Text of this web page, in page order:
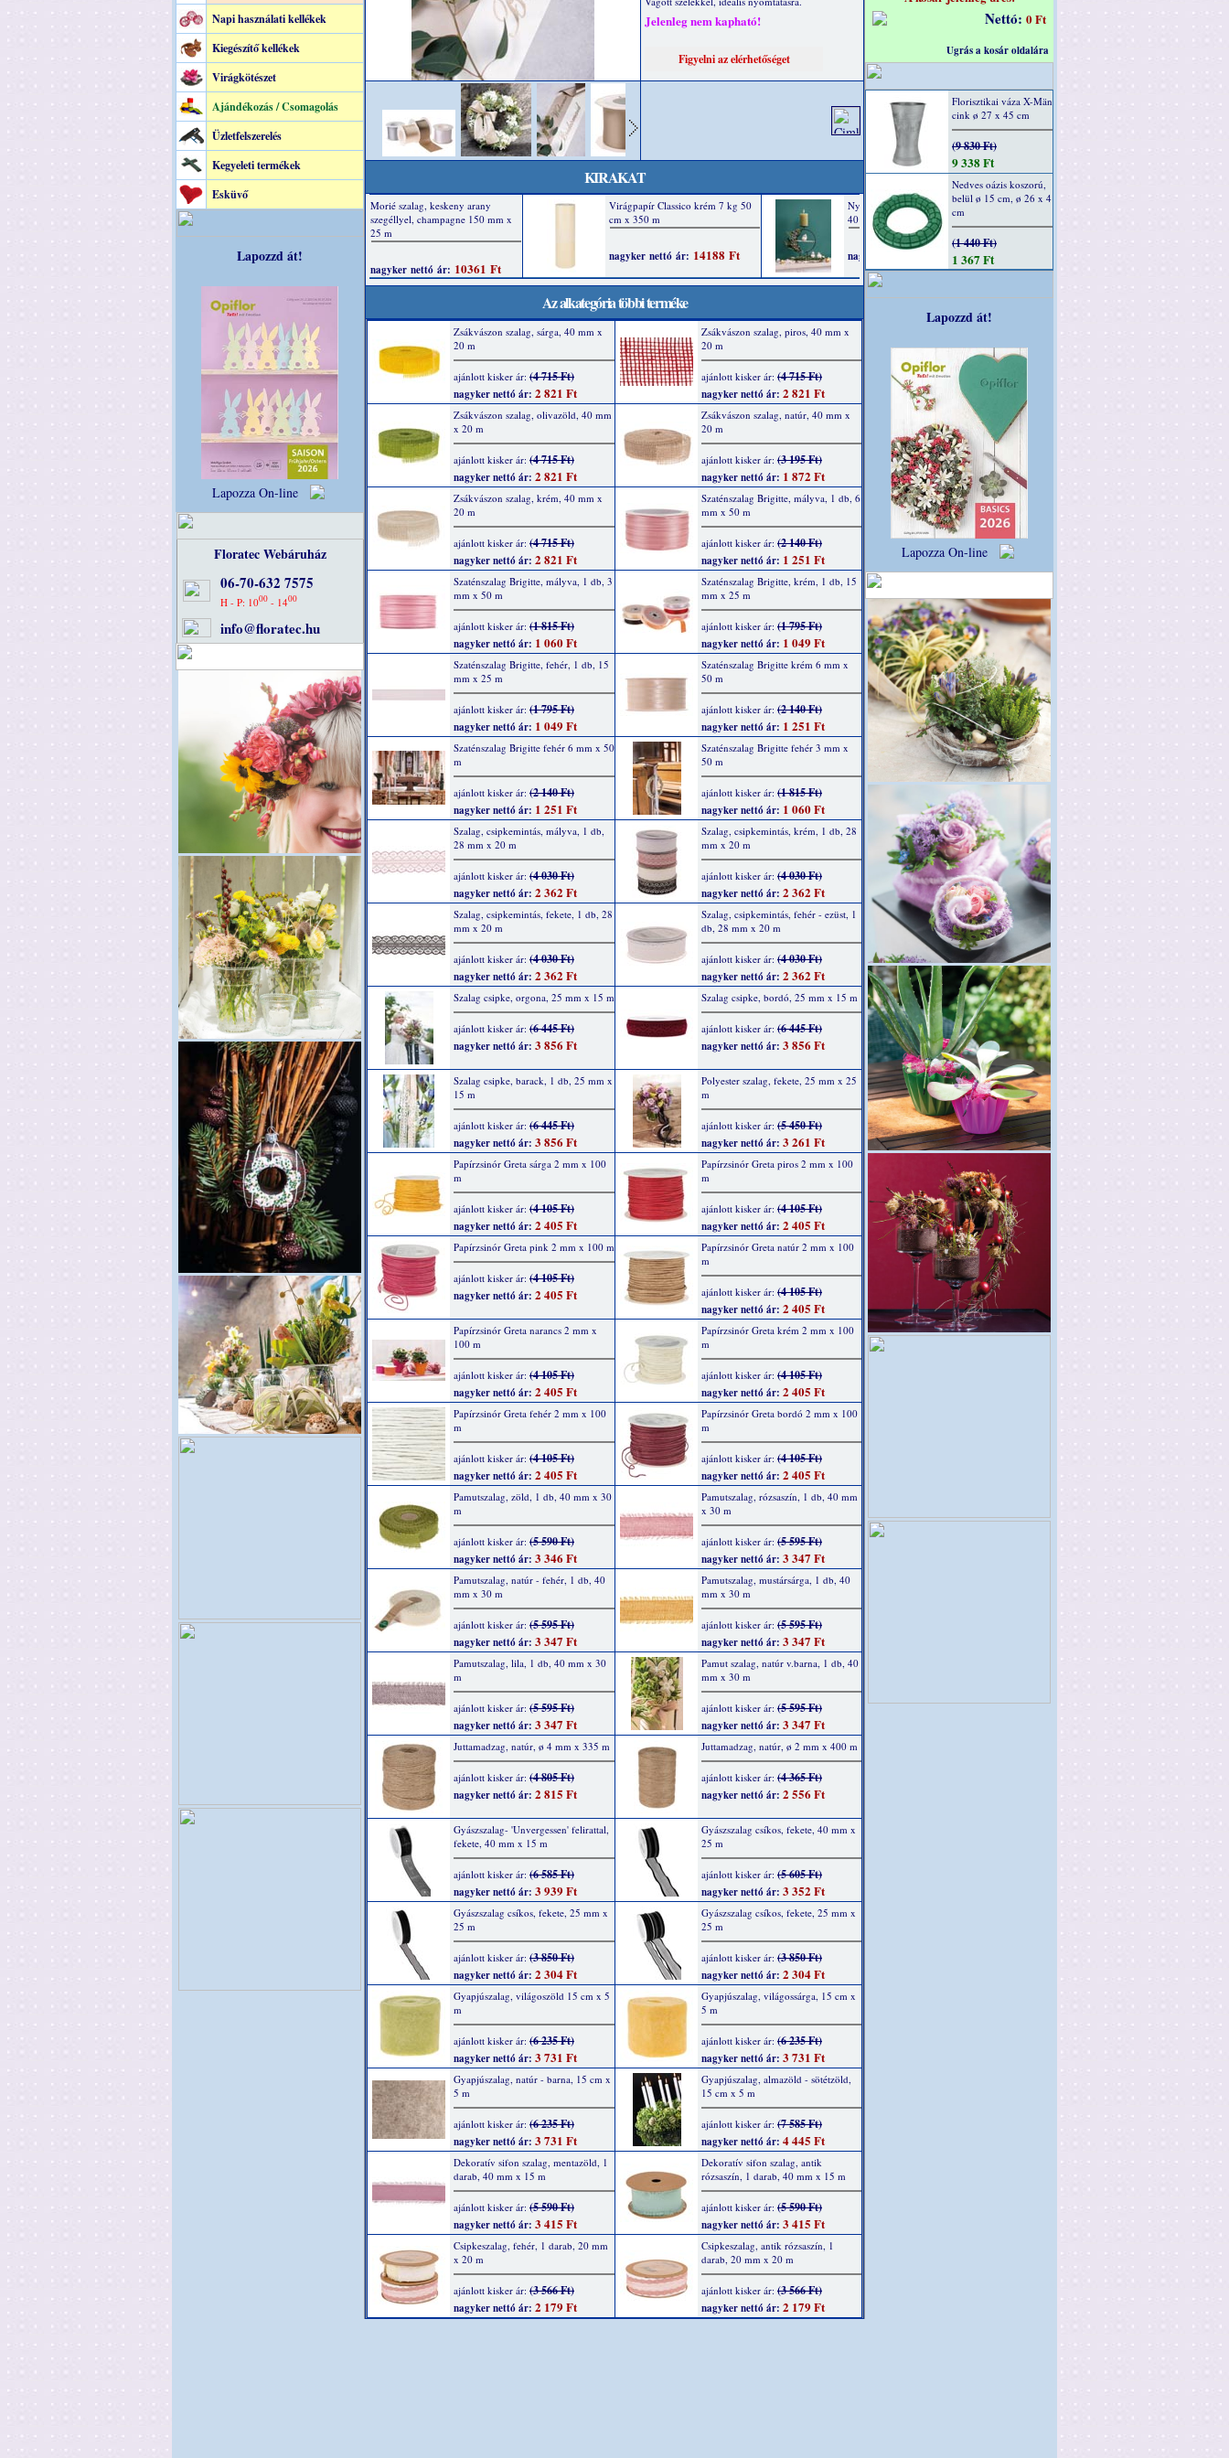
Napi használati kellékek
Kiegészítő kellékek
Virágkötészet
Ajándékozás / Csomagolás
Üzletfelszerelés
Kegyeleti termékek
Esküvő
Lapozzd át!
Lapozza On-line
Floratec Webáruház
06-70-632 7575
H - P: 1000- 1400
info@floratec.hu
Jelenleg nem kapható!
KIRAKAT
Az alkategória többi terméke
Zsákvászon szalag, sárga, 40 mm x
20 m
ajánlott kisker ár: (4 715 Ft)
nagyker nettó ár: 2 821 Ft
Zsákvászon szalag, piros, 40 mm x
20 m
ajánlott kisker ár: (4 715 Ft)
nagyker nettó ár: 2 821 Ft
Zsákvászon szalag, olivazöld, 40 mm
x 20 m
ajánlott kisker ár: (4 715 Ft)
nagyker nettó ár: 2 821 Ft
Zsákvászon szalag, natúr, 40 mm x
20 m
ajánlott kisker ár: (3 195 Ft)
nagyker nettó ár: 1 872 Ft
Zsákvászon szalag, krém, 40 mm x
20 m
ajánlott kisker ár: (4 715 Ft)
nagyker nettó ár: 2 821 Ft
Szaténszalag Brigitte, mályva, 1 db, 6
mm x 50 m
ajánlott kisker ár: (2 140 Ft)
nagyker nettó ár: 1 251 Ft
Szaténszalag Brigitte, mályva, 1 db, 3
mm x 50 m
ajánlott kisker ár: (1 815 Ft)
nagyker nettó ár: 1 060 Ft
Szaténszalag Brigitte, krém, 1 db, 15
mm x 25 m
ajánlott kisker ár: (1 795 Ft)
nagyker nettó ár: 1 049 Ft
Szaténszalag Brigitte, fehér, 1 db, 15
mm x 25 m
ajánlott kisker ár: (1 795 Ft)
nagyker nettó ár: 1 049 Ft
Szaténszalag Brigitte krém 6 mm x
50 m
ajánlott kisker ár: (2 140 Ft)
nagyker nettó ár: 1 251 Ft
Szaténszalag Brigitte fehér 6 mm x 50
m
ajánlott kisker ár: (2 140 Ft)
nagyker nettó ár: 1 251 Ft
Szaténszalag Brigitte fehér 3 mm x
50 m
ajánlott kisker ár: (1 815 Ft)
nagyker nettó ár: 1 060 Ft
Szalag, csipkemintás, mályva, 1 db,
28 mm x 20 m
ajánlott kisker ár: (4 030 Ft)
nagyker nettó ár: 2 362 Ft
Szalag, csipkemintás, krém, 1 db, 28
mm x 20 m
ajánlott kisker ár: (4 030 Ft)
nagyker nettó ár: 2 362 Ft
Szalag, csipkemintás, fekete, 1 db, 28
mm x 20 m
ajánlott kisker ár: (4 030 Ft)
nagyker nettó ár: 2 362 Ft
Szalag, csipkemintás, fehér - ezüst, 1
db, 28 mm x 20 m
ajánlott kisker ár: (4 030 Ft)
nagyker nettó ár: 2 362 Ft
Szalag csipke, orgona, 25 mm x 15 m
ajánlott kisker ár: (6 445 Ft)
nagyker nettó ár: 3 856 Ft
Szalag csipke, bordó, 25 mm x 15 m
ajánlott kisker ár: (6 445 Ft)
nagyker nettó ár: 3 856 Ft
Szalag csipke, barack, 1 db, 25 mm x
15 m
ajánlott kisker ár: (6 445 Ft)
nagyker nettó ár: 3 856 Ft
Polyester szalag, fekete, 25 mm x 25
m
ajánlott kisker ár: (5 450 Ft)
nagyker nettó ár: 3 261 Ft
Papírzsinór Greta sárga 2 mm x 100
m
ajánlott kisker ár: (4 105 Ft)
nagyker nettó ár: 2 405 Ft
Papírzsinór Greta piros 2 mm x 100
m
ajánlott kisker ár: (4 105 Ft)
nagyker nettó ár: 2 405 Ft
Papírzsinór Greta pink 2 mm x 100 m
ajánlott kisker ár: (4 105 Ft)
nagyker nettó ár: 2 405 Ft
Papírzsinór Greta natúr 2 mm x 100
m
ajánlott kisker ár: (4 105 Ft)
nagyker nettó ár: 2 405 Ft
Papírzsinór Greta narancs 2 mm x
100 m
ajánlott kisker ár: (4 105 Ft)
nagyker nettó ár: 2 405 Ft
Papírzsinór Greta krém 2 mm x 100
m
ajánlott kisker ár: (4 105 Ft)
nagyker nettó ár: 2 405 Ft
Papírzsinór Greta fehér 2 mm x 100
m
ajánlott kisker ár: (4 105 Ft)
nagyker nettó ár: 2 405 Ft
Papírzsinór Greta bordó 2 mm x 100
m
ajánlott kisker ár: (4 105 Ft)
nagyker nettó ár: 2 405 Ft
Pamutszalag, zöld, 1 db, 40 mm x 30
m
ajánlott kisker ár: (5 590 Ft)
nagyker nettó ár: 3 346 Ft
Pamutszalag, rózsaszín, 1 db, 40 mm
x 30 m
ajánlott kisker ár: (5 595 Ft)
nagyker nettó ár: 3 347 Ft
Pamutszalag, natúr - fehér, 1 db, 40
mm x 30 m
ajánlott kisker ár: (5 595 Ft)
nagyker nettó ár: 3 347 Ft
Pamutszalag, mustársárga, 1 db, 40
mm x 30 m
ajánlott kisker ár: (5 595 Ft)
nagyker nettó ár: 3 347 Ft
Pamutszalag, lila, 1 db, 40 mm x 30
m
ajánlott kisker ár: (5 595 Ft)
nagyker nettó ár: 3 347 Ft
Pamut szalag, natúr v.barna, 1 db, 40
mm x 30 m
ajánlott kisker ár: (5 595 Ft)
nagyker nettó ár: 3 347 Ft
Juttamadzag, natúr, ø 4 mm x 335 m
ajánlott kisker ár: (4 805 Ft)
nagyker nettó ár: 2 815 Ft
Juttamadzag, natúr, ø 2 mm x 400 m
ajánlott kisker ár: (4 365 Ft)
nagyker nettó ár: 2 556 Ft
Gyászszalag- 'Unvergessen' felirattal,
fekete, 40 mm x 15 m
ajánlott kisker ár: (6 585 Ft)
nagyker nettó ár: 3 939 Ft
Gyászszalag csíkos, fekete, 40 mm x
25 m
ajánlott kisker ár: (5 605 Ft)
nagyker nettó ár: 3 352 Ft
Gyászszalag csíkos, fekete, 25 mm x
25 m
ajánlott kisker ár: (3 850 Ft)
nagyker nettó ár: 2 304 Ft
Gyászszalag csíkos, fekete, 25 mm x
25 m
ajánlott kisker ár: (3 850 Ft)
nagyker nettó ár: 2 304 Ft
Gyapjúszalag, világoszöld 15 cm x 5
m
ajánlott kisker ár: (6 235 Ft)
nagyker nettó ár: 3 731 Ft
Gyapjúszalag, világossárga, 15 cm x
5 m
ajánlott kisker ár: (6 235 Ft)
nagyker nettó ár: 3 731 Ft
Gyapjúszalag, natúr - barna, 15 cm x
5 m
ajánlott kisker ár: (6 235 Ft)
nagyker nettó ár: 3 731 Ft
Gyapjúszalag, almazöld - sötétzöld,
15 cm x 5 m
ajánlott kisker ár: (7 585 Ft)
nagyker nettó ár: 4 445 Ft
Dekoratív sifon szalag, mentazöld, 1
darab, 40 mm x 15 m
ajánlott kisker ár: (5 590 Ft)
nagyker nettó ár: 3 415 Ft
Dekoratív sifon szalag, antik
rózsaszín, 1 darab, 40 mm x 15 m
ajánlott kisker ár: (5 590 Ft)
nagyker nettó ár: 3 415 Ft
Csipkeszalag, fehér, 1 darab, 20 mm
x 20 m
ajánlott kisker ár: (3 566 Ft)
nagyker nettó ár: 2 179 Ft
Csipkeszalag, antik rózsaszín, 1
darab, 20 mm x 20 m
ajánlott kisker ár: (3 566 Ft)
nagyker nettó ár: 2 179 Ft
Nettó: 0 Ft
Ugrás a kosár oldalára
Florisztikai váza X-Män
cink ø 27 x 45 cm
(9 830 Ft)
9 338 Ft
Nedves oázis koszorú,
belül ø 15 cm, ø 26 x 4
cm
(1 440 Ft)
1 367 Ft
Lapozzd át!
Lapozza On-line